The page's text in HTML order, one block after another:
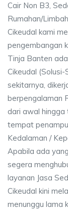
Cair Non B3,
Rumahan/
Cikeudal kami
pengembangan
Tinja Banten
Cikeudal
sekitarnya,
berpengalaman
dari awal hingga
tempat
Kedalaman /
Apabila ada
segera
layanan Jasa
Cikeudal kini
menunggu lama